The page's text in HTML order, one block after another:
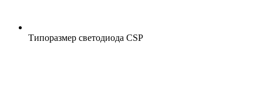
Типоразмер светодиода CSP